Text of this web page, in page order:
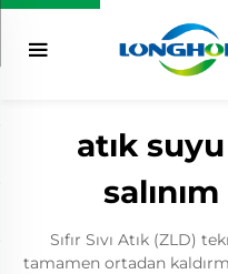
atık suyu
Sıfır Sıvı Atık (ZLD)
tamamen ortadan